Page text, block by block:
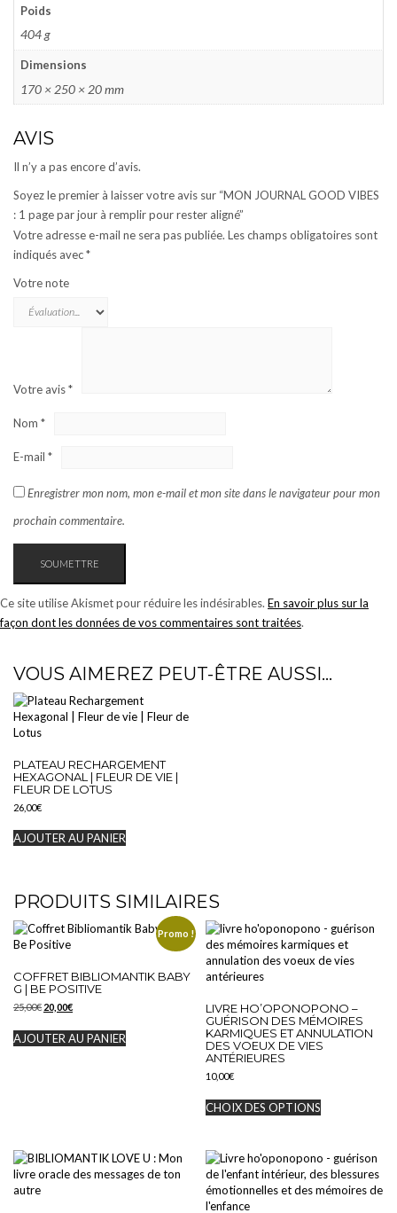
Poids
404 g
Dimensions
170 × 250 × 20 mm
AVIS
Il n’y a pas encore d’avis.
Soyez le premier à laisser votre avis sur “MON JOURNAL GOOD VIBES
: 1 page par jour à remplir pour rester aligné”
Votre adresse e-mail ne sera pas publiée. Les champs obligatoires sont
indiqués avec*
Votre note
Votre avis*
Nom *
E-mail *
Enregistrer mon nom, mon e-mail et mon site dans le navigateur pour mon
prochain commentaire.
Ce site utilise Akismet pour réduire les indésirables. En savoir plus sur la
façon dont les données de vos commentaires sont traitées.
VOUS AIMEREZ PEUT-ÊTRE AUSSI…
PLATEAU RECHARGEMENT
HEXAGONAL | FLEUR DE VIE |
FLEUR DE LOTUS
26,00€
AJOUTER AU PANIER
PRODUITS SIMILAIRES
Promo !
COFFRET BIBLIOMANTIK BABY
G | BE POSITIVE
25,00€ Le
initial
était :
20,00€Le
actuel
est :
AJOUTER AU PANIER
LIVRE HO’OPONOPONO –
GUÉRISON DES MÉMOIRES
KARMIQUES ET ANNULATION
DES VOEUX DE VIES
ANTÉRIEURES
10,00€
CHOIX DES OPTIONS
variations.
Les
options